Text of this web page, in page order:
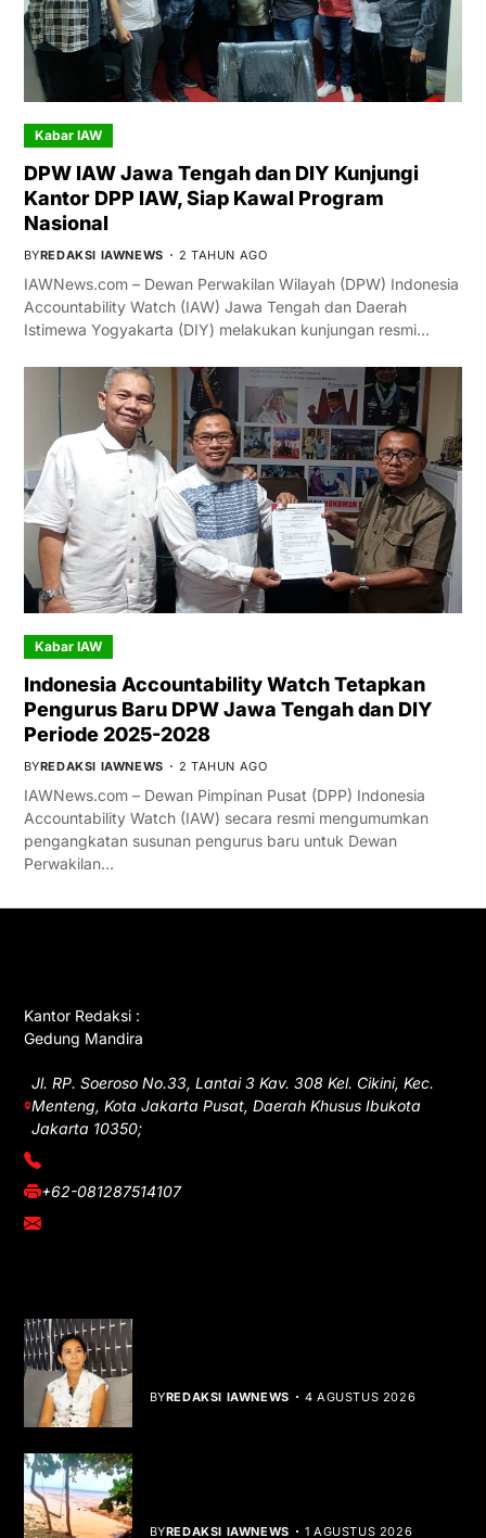
Kabar IAW
DPW IAW Jawa Tengah dan DIY Kunjungi
Kantor DPP IAW, Siap Kawal Program
Nasional
BYREDAKSI IAWNEWS 2 TAHUN AGO
IAWNews.com – Dewan Perwakilan Wilayah (DPW) Indonesia
Accountability Watch (IAW) Jawa Tengah dan Daerah
Istimewa Yogyakarta (DIY) melakukan kunjungan resmi…
Kabar IAW
Indonesia Accountability Watch Tetapkan
Pengurus Baru DPW Jawa Tengah dan DIY
Periode 2025-2028
BYREDAKSI IAWNEWS 2 TAHUN AGO
IAWNews.com – Dewan Pimpinan Pusat (DPP) Indonesia
Accountability Watch (IAW) secara resmi mengumumkan
pengangkatan susunan pengurus baru untuk Dewan
Perwakilan…
Kantor Redaksi :
Gedung Mandira
Jl. RP. Soeroso No.33, Lantai 3 Kav. 308 Kel. Cikini, Kec.
Menteng, Kota Jakarta Pusat, Daerah Khusus Ibukota
Jakarta 10350;
(021) 3908026
+62-081287514107
adm@iawnews.com
BYREDAKSI IAWNEWS 4 AGUSTUS 2026
BYREDAKSI IAWNEWS 1 AGUSTUS 2026